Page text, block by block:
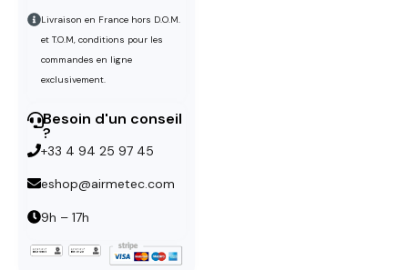
Livraison en France hors D.O.M.
et T.O.M, conditions pour les
commandes en ligne
exclusivement.
Besoin d'un conseil
?
+33 4 94 25 97 45
eshop@airmetec.com
9h – 17h